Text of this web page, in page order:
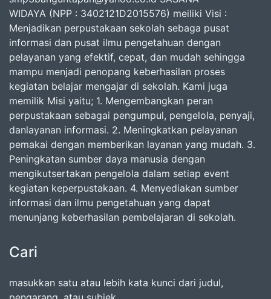
WIDAYA (NPP : 3402121D2015576) meiliki Visi :
Menjadikan perpustakaan sekolah sebaga pusat
informasi dan pusat ilmu pengetahuan dengan
pelayanan yang efektif, cepat, dan mudah sehingga
mampu menjadi penopang keberhasilan proses
kegiatan belajar mengajar di sekolah. Kami juga
memilik Misi yaitu; 1. Mengembangkan peran
perpustakaan sebagai pengumpul, pengelola, penyaji,
danlayanan informasi. 2. Meningkatkan pelayanan
pemakai dengan memberikan layanan yang mudah. 3.
Peningkatan sumber daya manusia dengan
mengikutsertakan pengelola dalam setiap event
kegiatan keperpustakaan. 4. Menyediakan sumber
informasi dan ilmu pengetahuan yang dapat
menunjang keberhasilan pembelajaran di sekolah.
Cari
masukkan satu atau lebih kata kunci dari judul,